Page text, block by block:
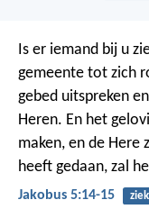
Is er iemand bij u
gemeente tot zich
gebed uitspreken
Heren. En het
maken, en de Here
heeft gedaan, zal
Jakobus 5:14-15